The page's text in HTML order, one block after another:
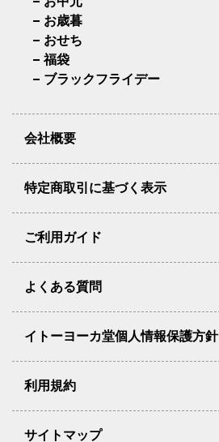
お歳暮
おせち
福袋
ブラックフライデー
会社概要
特定商取引に基づく表示
ご利用ガイド
よくある質問
イトーヨーカ堂個人情報保護方針
利用規約
サイトマップ